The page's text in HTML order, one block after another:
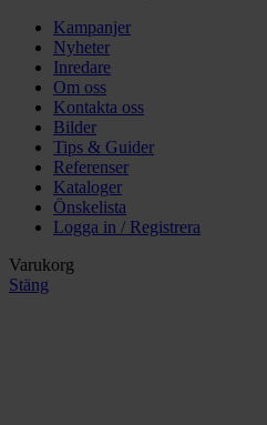
Kampanjer
Nyheter
Inredare
Om oss
Kontakta oss
Bilder
Tips & Guider
Referenser
Kataloger
Önskelista
Logga in / Registrera
Varukorg
Stäng